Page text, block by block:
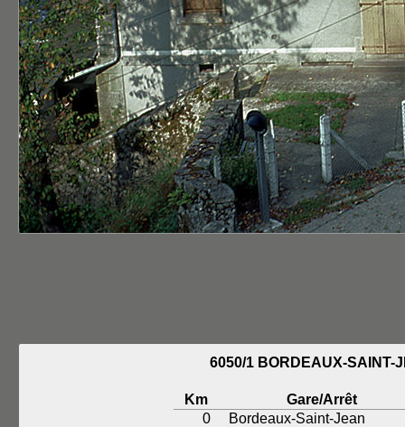
6050/1 BORDEAUX-SAINT-
Km
Gare/Arrêt
0
Bordeaux-Saint-Jean